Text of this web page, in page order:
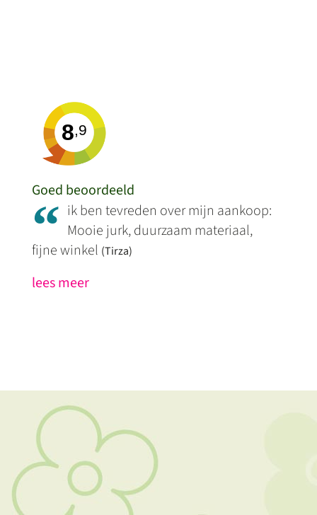
8,9
Goed beoordeeld
“ ik ben tevreden over mijn aankoop:
Mooie jurk, duurzaam materiaal,
fijne winkel (Tirza)
lees meer